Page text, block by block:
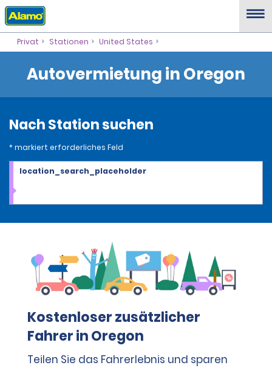
Privat Stationen United States
Autovermietung in Oregon
Nach Station suchen
* markiert erforderliches Feld
location_search_placeholder
Kostenloser zusätzlicher
Fahrer in Oregon
Teilen Sie das Fahrerlebnis und sparen